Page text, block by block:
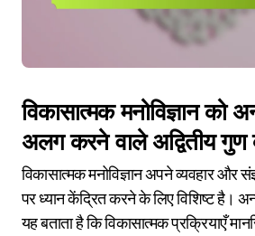
विकासात्मक मनोविज्ञान को
अलग करने वाले अद्वितीय गुण
विकासात्मक मनोविज्ञान अपने व्यवहार और
पर ध्यान केंद्रित करने के लिए विशिष्ट है।
यह बताता है कि विकासात्मक प्रक्रियाएँ